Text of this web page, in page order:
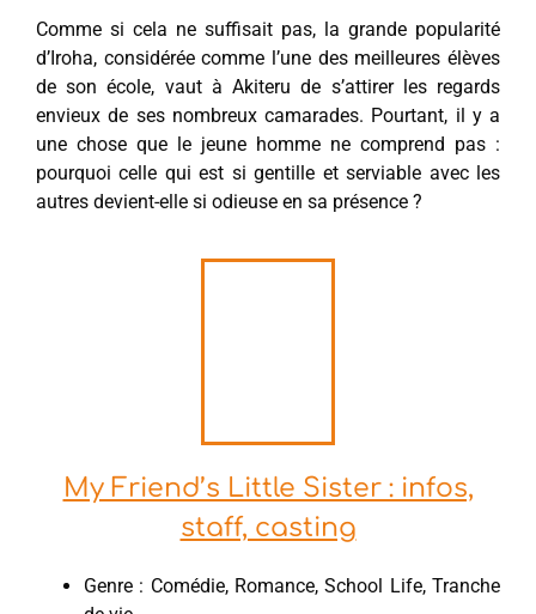
Comme si cela ne suffisait pas, la grande popularité
d’Iroha, considérée comme l’une des meilleures élèves
de son école, vaut à Akiteru de s’attirer les regards
envieux de ses nombreux camarades. Pourtant, il y a
une chose que le jeune homme ne comprend pas :
pourquoi celle qui est si gentille et serviable avec les
autres devient-elle si odieuse en sa présence ?
My Friend’s Little Sister : infos,
staff, casting
Genre : Comédie, Romance, School Life, Tranche